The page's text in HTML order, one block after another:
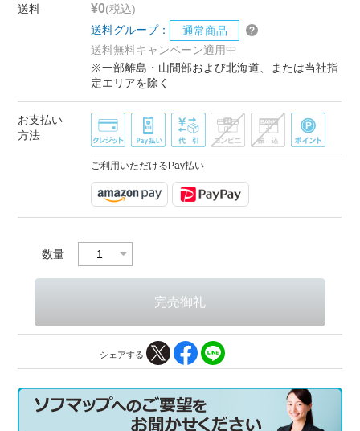
送料 ¥0(税込)
送料グループ：
通常商品
送料無料キャンペーン適用中
※一部離島・山間部および北海道、または当社指
定エリアを除く
お支払い
方法
ご利用いただけるPay払い
数量
シェアする